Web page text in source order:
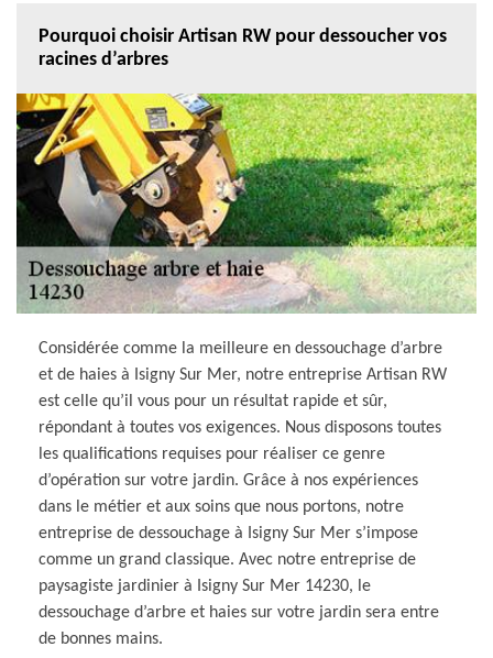
Pourquoi choisir Artisan RW pour dessoucher vos
racines d’arbres
Considérée comme la meilleure en dessouchage d’arbre
et de haies à Isigny Sur Mer, notre entreprise Artisan RW
est celle qu’il vous pour un résultat rapide et sûr,
répondant à toutes vos exigences. Nous disposons toutes
les qualifications requises pour réaliser ce genre
d’opération sur votre jardin. Grâce à nos expériences
dans le métier et aux soins que nous portons, notre
entreprise de dessouchage à Isigny Sur Mer s’impose
comme un grand classique. Avec notre entreprise de
paysagiste jardinier à Isigny Sur Mer 14230, le
dessouchage d’arbre et haies sur votre jardin sera entre
de bonnes mains.